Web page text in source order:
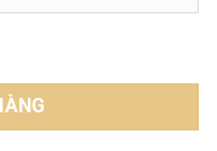
lượng